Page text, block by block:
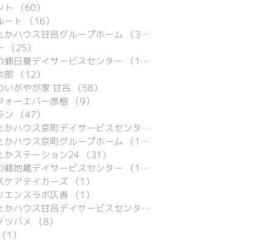
ト （60）
ート
（16）
かハウス甘呂グループホーム
（39）
（25）
郷日夏デイサービスセンター
（15）
部
（12）
いがやが家 甘呂
（58）
ォーエバー彦根
（9）
ン
（47）
あったかハウス京町デイサービスセンター
かハウス京町グループホーム
（16）
かステーション24
（31）
郷地蔵デイサービスセンター
（16）
ケアテイカーズ
（1）
エンスラボ仄香
（1）
あったかハウス甘呂デイサービスセンター
ツバメ
（8）
（1）